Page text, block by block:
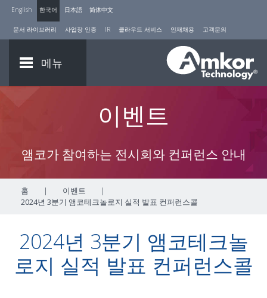
English 한국어 日本語 简体中文
문서 라이브러리 사업장 인증 IR 클라우드 서비스 인재채용 고객문의
메뉴
이벤트
앰코가 참여하는 전시회와 컨퍼런스 안내
홈 | 이벤트
|
2024년 3분기 앰코테크놀로지 실적 발표 컨퍼런스콜
2024년 3분기 앰코테크놀
로지 실적 발표 컨퍼런스콜